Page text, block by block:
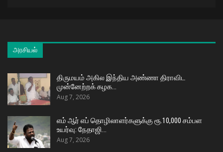
அரசியல்
திருமயம் அகில இந்திய அண்ணா திராவிட
முன்னேற்றக் கழக…
Aug 7, 2026
எம் ஆர் எப் தொழிலாளர்களுக்கு ரூ.10,000 சம்பள
உயர்வு: நேதாஜி…
Aug 7, 2026